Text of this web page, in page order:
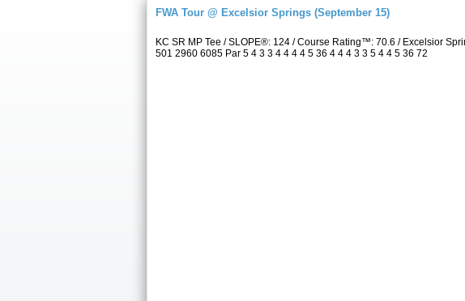
FWA Tour @ Excelsior Springs (September 15)
KC SR MP Tee / SLOPE®: 124 / Course Rating™: 70.6 / Excelsior
501 2960 6085 Par 5 4 3 3 4 4 4 4 5 36 4 4 4 3 3 5 4 4 5 36 72